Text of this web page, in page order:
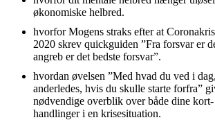
økonomiske helbred.
hvorfor Mogens straks efter at
2020 skrev quickguiden ”Fra forsvar er
angreb er det bedste forsvar”.
hvordan øvelsen ”Med hvad du ved i
anderledes, hvis du skulle starte forfra”
nødvendige overblik over både dine
handlinger i en krisesituation.